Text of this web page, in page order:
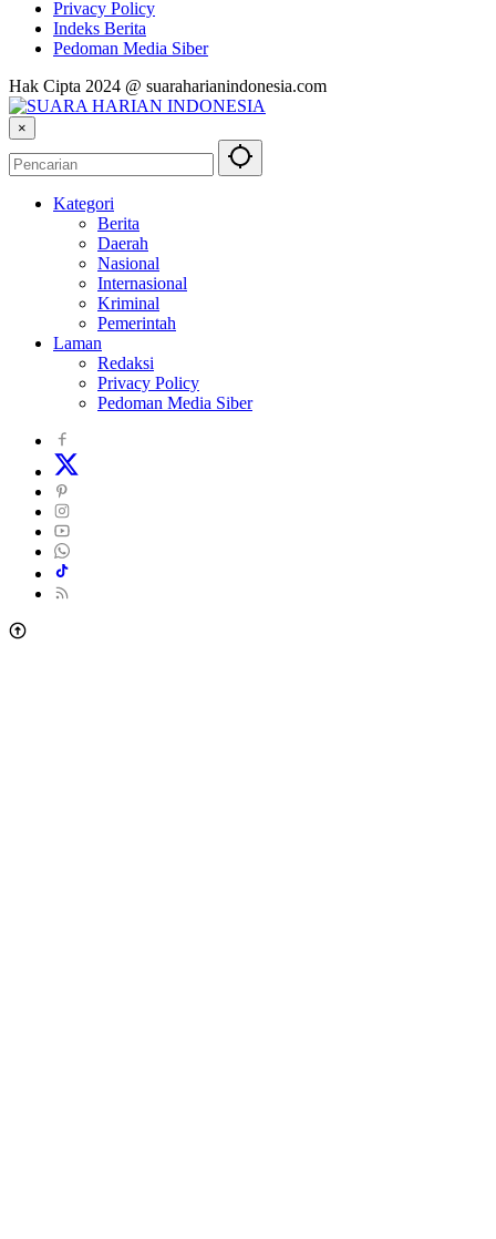
Privacy Policy
Indeks Berita
Pedoman Media Siber
Hak Cipta 2024 @ suaraharianindonesia.com
×
Kategori
Berita
Daerah
Nasional
Internasional
Kriminal
Pemerintah
Laman
Redaksi
Privacy Policy
Pedoman Media Siber